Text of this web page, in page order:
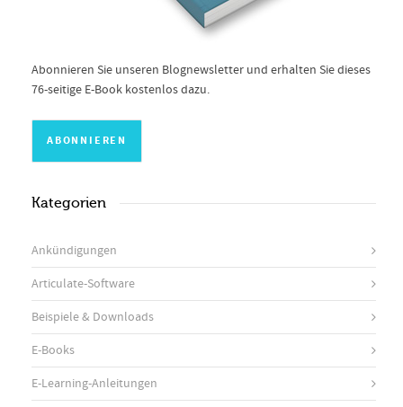
Abonnieren Sie unseren Blognewsletter und erhalten Sie dieses
76-seitige E-Book kostenlos dazu.
Kategorien
Ankündigungen
Articulate-Software
Beispiele & Downloads
E-Books
E-Learning-Anleitungen